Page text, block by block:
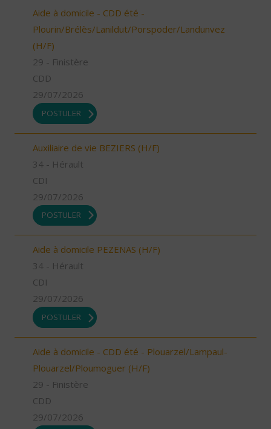
Aide à domicile - CDD été -
Plourin/Brélès/Lanildut/Porspoder/Landunvez
(H/F)
29 - Finistère
CDD
29/07/2026
POSTULER
Auxiliaire de vie BEZIERS (H/F)
34 - Hérault
CDI
29/07/2026
POSTULER
Aide à domicile PEZENAS (H/F)
34 - Hérault
CDI
29/07/2026
POSTULER
Aide à domicile - CDD été - Plouarzel/Lampaul-
Plouarzel/Ploumoguer (H/F)
29 - Finistère
CDD
29/07/2026